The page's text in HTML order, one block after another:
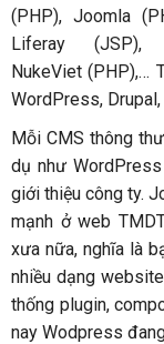
(PHP), Joomla
Liferay (JSP),
NukeViet (PHP),…
WordPress,
Mỗi CMS thông
dụ như
giới thiệu công ty.
mạnh ở web
xưa nữa, nghĩa là
nhiều dạng
thống plugin,
nay Wodpress